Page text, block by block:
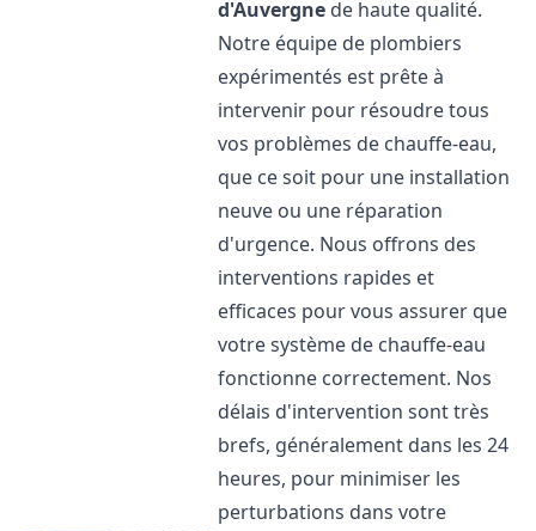
d'Auvergne de haute qualité.
Notre équipe de plombiers
expérimentés est prête à
intervenir pour résoudre tous
vos problèmes de chauffe-eau,
que ce soit pour une installation
neuve ou une réparation
d'urgence. Nous offrons des
interventions rapides et
efficaces pour vous assurer que
votre système de chauffe-eau
fonctionne correctement. Nos
délais d'intervention sont très
brefs, généralement dans les 24
heures, pour minimiser les
perturbations dans votre